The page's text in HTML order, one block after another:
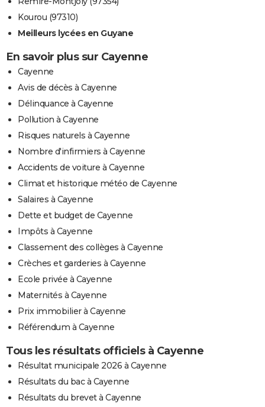
Kourou (97310)
Meilleurs lycées en Guyane
En savoir plus sur Cayenne
Cayenne
Avis de décès à Cayenne
Délinquance à Cayenne
Pollution à Cayenne
Risques naturels à Cayenne
Nombre d'infirmiers à Cayenne
Accidents de voiture à Cayenne
Climat et historique météo de Cayenne
Salaires à Cayenne
Dette et budget de Cayenne
Impôts à Cayenne
Classement des collèges à Cayenne
Crèches et garderies à Cayenne
Ecole privée à Cayenne
Maternités à Cayenne
Prix immobilier à Cayenne
Référendum à Cayenne
Tous les résultats officiels à Cayenne
Résultat municipale 2026 à Cayenne
Résultats du bac à Cayenne
Résultats du brevet à Cayenne